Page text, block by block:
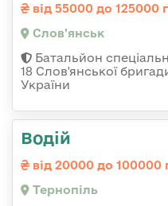
від 55000 до 125000
Слов'янськ
Батальйон
18 Слов'янської
України
Водій
від 20000 до 100000
Тернопіль